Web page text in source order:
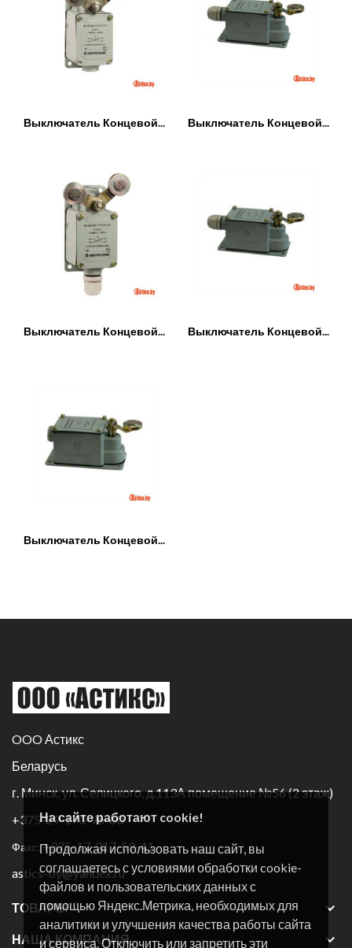
На сайте работают cookie!
Продолжая использовать наш сайт, вы
соглашаетесь с условиями обработки cookie-
файлов и пользовательских данных с
помощью Яндекс.Метрика, необходимых для
аналитики и улучшения качества работы сайта
и сервиса. Отключить или запретить эти
Выключатель Концевой... Выключатель Концевой...
Выключатель Концевой... Выключатель Концевой...
Выключатель Концевой...
OOO Астикс
Беларусь
г. Минск, ул. Селицкого, д.113А помещение №56 (2 этаж)
+375-29-170-96-60
Факс:+375-17-317-59-41
astics-by@yandex.ru
ТОВАРЫ 
НАША КОМПАНИЯ 